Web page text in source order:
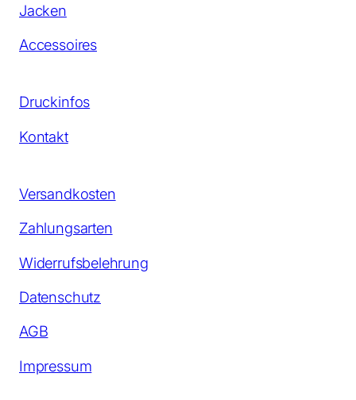
Jacken
Accessoires
Druckinfos
Kontakt
Versandkosten
Zahlungsarten
Widerrufsbelehrung
Datenschutz
AGB
Impressum